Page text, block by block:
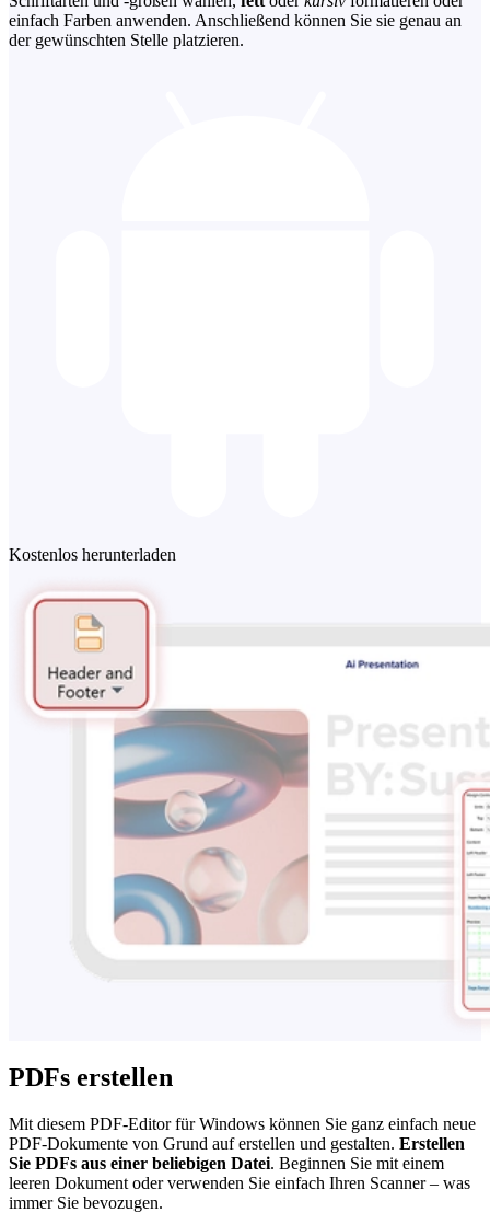
einfach Farben anwenden. Anschließend können Sie sie genau an
der gewünschten Stelle platzieren.
Kostenlos herunterladen
PDFs erstellen
Mit diesem PDF-Editor für Windows können Sie ganz einfach neue
PDF-Dokumente von Grund auf erstellen und gestalten. Erstellen
Sie PDFs aus einer beliebigen Datei. Beginnen Sie mit einem
leeren Dokument oder verwenden Sie einfach Ihren Scanner – was
immer Sie bevozugen.